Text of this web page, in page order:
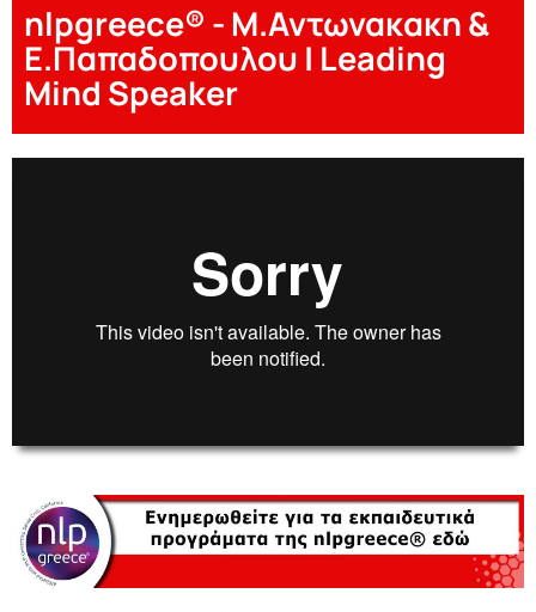
nlpgreece® - Μ.Αντωνακακη &
Ε.Παπαδοπουλου | Leading
Mind Speaker